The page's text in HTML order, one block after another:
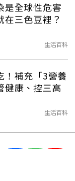
是全球性危害
在三色豆裡？
生活百科
！補充「3營養
健康、控三高
生活百科